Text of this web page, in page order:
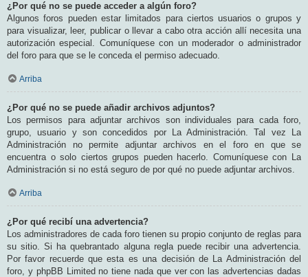
¿Por qué no se puede acceder a algún foro?
Algunos foros pueden estar limitados para ciertos usuarios o grupos y
para visualizar, leer, publicar o llevar a cabo otra acción allí necesita una
autorización especial. Comuníquese con un moderador o administrador
del foro para que se le conceda el permiso adecuado.
Arriba
¿Por qué no se puede añadir archivos adjuntos?
Los permisos para adjuntar archivos son individuales para cada foro,
grupo, usuario y son concedidos por La Administración. Tal vez La
Administración no permite adjuntar archivos en el foro en que se
encuentra o solo ciertos grupos pueden hacerlo. Comuníquese con La
Administración si no está seguro de por qué no puede adjuntar archivos.
Arriba
¿Por qué recibí una advertencia?
Los administradores de cada foro tienen su propio conjunto de reglas para
su sitio. Si ha quebrantado alguna regla puede recibir una advertencia.
Por favor recuerde que esta es una decisión de La Administración del
foro, y phpBB Limited no tiene nada que ver con las advertencias dadas